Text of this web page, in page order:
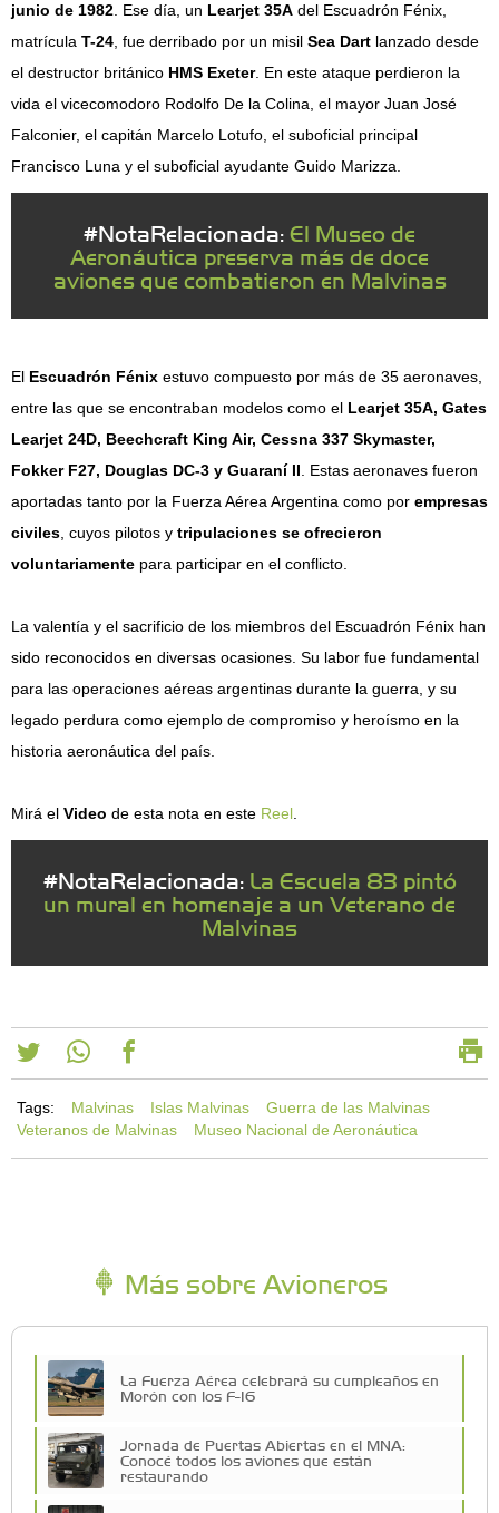
junio de 1982 . Ese día, un Learjet 35A del Escuadrón Fénix,
matrícula T-24 , fue derribado por un misil Sea Dart lanzado desde
el destructor británico HMS Exeter. En este ataque perdieron la
vida el vicecomodoro Rodolfo De la Colina, el mayor Juan José
Falconier, el capitán Marcelo Lotufo, el suboficial principal
Francisco Luna y el suboficial ayudante Guido Marizza.​
#NotaRelacionada: El Museo de
Aeronáutica preserva más de doce
aviones que combatieron en Malvinas
El Escuadrón Fénix estuvo compuesto por más de 35 aeronaves,
entre las que se encontraban modelos como el Learjet 35A, Gates
Learjet 24D, Beechcraft King Air, Cessna 337 Skymaster,
Fokker F27, Douglas DC-3 y Guaraní II . Estas aeronaves fueron
aportadas tanto por la Fuerza Aérea Argentina como por empresas
civiles , cuyos pilotos y tripulaciones se ofrecieron
voluntariamente para participar en el conflicto.​
La valentía y el sacrificio de los miembros del Escuadrón Fénix han
sido reconocidos en diversas ocasiones. Su labor fue fundamental
para las operaciones aéreas argentinas durante la guerra, y su
legado perdura como ejemplo de compromiso y heroísmo en la
historia aeronáutica del país.
Mirá el Video de esta nota en este Reel
#NotaRelacionada: La Escuela 83 pintó
un mural en homenaje a un Veterano de
Malvinas
Tags: Malvinas Islas Malvinas
Guerra de las Malvinas
Veteranos de Malvinas
Museo Nacional de Aeronáutica
Más sobre Avioneros
La Fuerza Aérea celebrará su cumpleaños en
Morón con los F-16
Jornada de Puertas Abiertas en el MNA:
Conocé todos los aviones que están
restaurando